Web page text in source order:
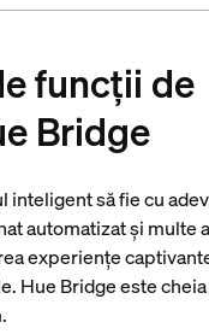
funcții de
Bridge
inteligent să fie cu
automatizat și multe
experiențe
Hue Bridge este